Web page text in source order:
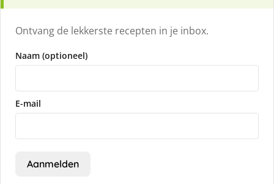
Ontvang de lekkerste recepten in je inbox.
Naam (optioneel)
E-mail
Aanmelden